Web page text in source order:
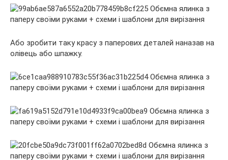
Або зробити таку красу з паперових деталей наназав на
олівець або шпажку.